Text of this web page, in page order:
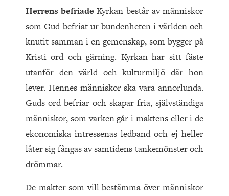
Herrens befriadeKyrkan består av människor
som Gud befriat ur bundenheten i världen och
knutit samman i en gemenskap, som bygger på
Kristi ord och gärning. Kyrkan har sitt fäste
utanför den värld och kulturmiljö där hon
lever. Hennes människor ska vara annorlunda.
Guds ord befriar och skapar fria, självständiga
människor, som varken går i maktens eller i de
ekonomiska intressenas ledband och ej heller
låter sig fångas av samtidens tankemönster och
drömmar.
De makter som vill bestämma över människor